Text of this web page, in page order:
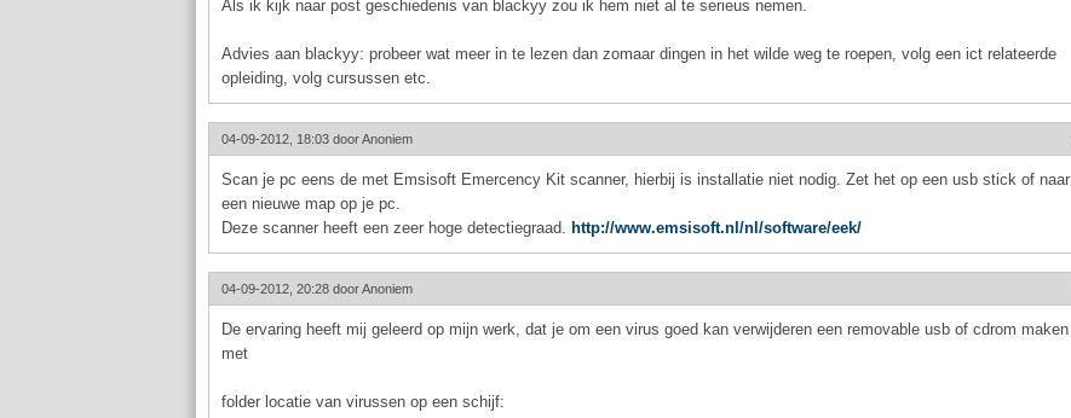
Als ik kijk naar post geschiedenis van blackyy zou ik hem niet al te serieus nemen.
Advies aan blackyy: probeer wat meer in te lezen dan zomaar dingen in het wilde weg te roepen, volg een ict relateerde
opleiding, volg cursussen etc.
04-09-2012, 18:03 doorAnoniem
Scan je pc eens de met Emsisoft Emercency Kit scanner, hierbij is installatie niet nodig. Zet het op een usb stick of naar
een nieuwe map op je pc.
Deze scanner heeft een zeer hoge detectiegraad. http://www.emsisoft.nl/nl/software/eek/
04-09-2012, 20:28 doorAnoniem
De ervaring heeft mij geleerd op mijn werk, dat je om een virus goed kan verwijderen een removable usb of cdrom maken
met
folder locatie van virussen op een schijf: